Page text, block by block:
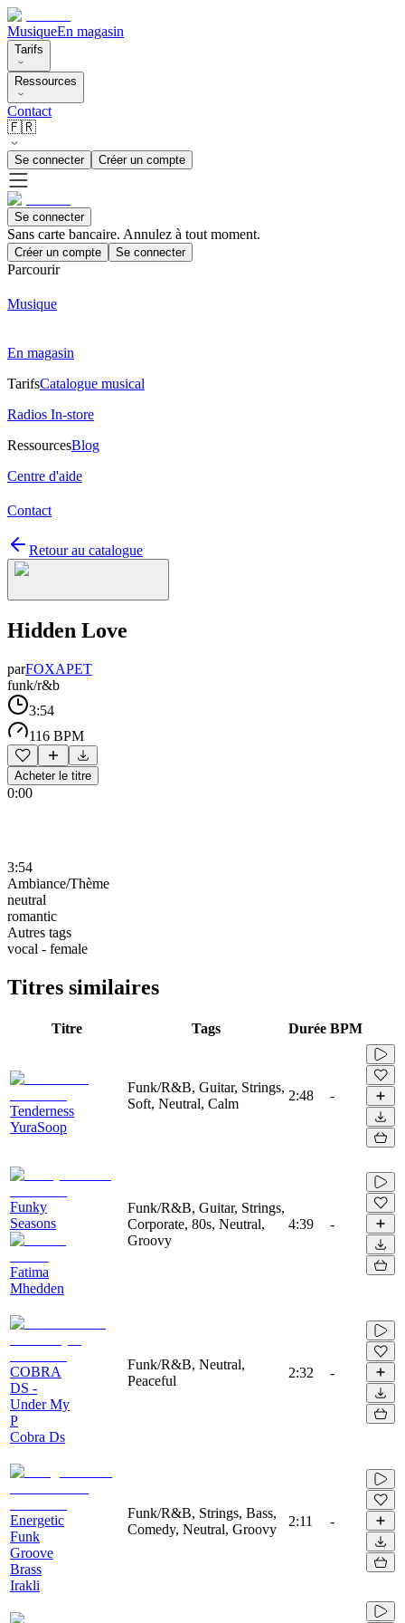
MusiqueEn magasin
Tarifs
Ressources
Contact
🇫🇷
Se connecter Créer un compte
Se connecter
Sans carte bancaire. Annulez à tout moment.
Créer un compte Se connecter
Parcourir
Musique
En magasin
TarifsCatalogue musical
Radios In-store
RessourcesBlog
Centre d'aide
Contact
Retour au catalogue
Hidden Love
parFOXAPET
funk/r&b
3:54
116 BPM
Acheter le titre
0:00
3:54
Ambiance/Thème
neutral
romantic
Autres tags
vocal - female
Titres similaires
Titre Tags Durée BPM
Tenderness
YuraSoop
Funk/R&B, Guitar, Strings,
Soft, Neutral, Calm
2:48 -
Funky
Seasons
Fatima
Mhedden
Funk/R&B, Guitar, Strings,
Corporate, 80s, Neutral,
Groovy
4:39 -
COBRA
DS -
Under My
P
Cobra Ds
Funk/R&B, Neutral,
Peaceful
2:32 -
Energetic
Funk
Groove
Brass
Irakli
Funk/R&B, Strings, Bass,
Comedy, Neutral, Groovy
2:11 -